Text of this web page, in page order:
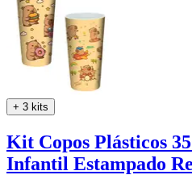
+ 3 kits
Kit Copos Plásticos
Infantil Estampado